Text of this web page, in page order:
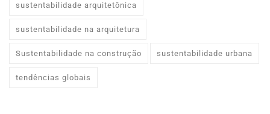
sustentabilidade arquitetônica
sustentabilidade na arquitetura
Sustentabilidade na construção sustentabilidade urbana
tendências globais